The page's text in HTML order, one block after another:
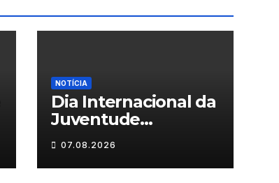
NOTÍCIA
Dia Internacional da
Juventude
celebrado em
Chaves com
atividades gratuitas
07.08.2026